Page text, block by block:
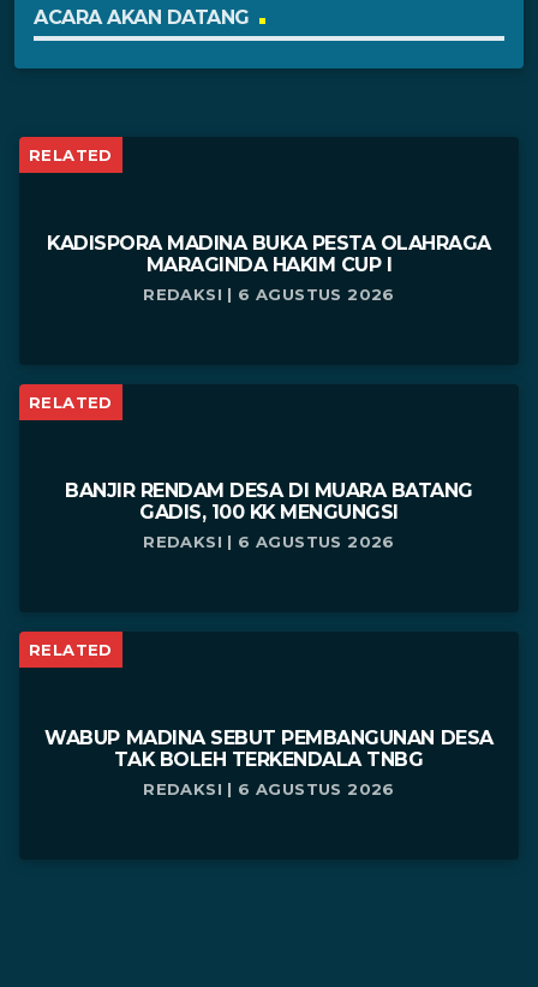
ACARA AKAN DATANG
RELATED
KADISPORA MADINA BUKA PESTA OLAHRAGA
MARAGINDA HAKIM CUP I
REDAKSI | 6 AGUSTUS 2026
RELATED
BANJIR RENDAM DESA DI MUARA BATANG
GADIS, 100 KK MENGUNGSI
REDAKSI | 6 AGUSTUS 2026
RELATED
WABUP MADINA SEBUT PEMBANGUNAN DESA
TAK BOLEH TERKENDALA TNBG
REDAKSI | 6 AGUSTUS 2026